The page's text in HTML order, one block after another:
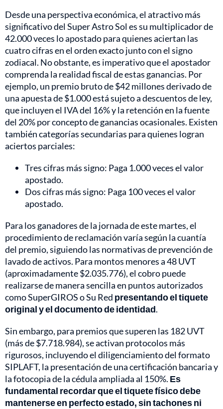
Desde una perspectiva económica, el atractivo más
significativo del Super Astro Sol es su multiplicador de
42.000 veces lo apostado para quienes aciertan las
cuatro cifras en el orden exacto junto con el signo
zodiacal. No obstante, es imperativo que el apostador
comprenda la realidad fiscal de estas ganancias. Por
ejemplo, un premio bruto de $42 millones derivado de
una apuesta de $1.000 está sujeto a descuentos de ley,
que incluyen el IVA del 16% y la retención en la fuente
del 20% por concepto de ganancias ocasionales. Existen
también categorías secundarias para quienes logran
aciertos parciales:
Tres cifras más signo: Paga 1.000 veces el valor
apostado.
Dos cifras más signo: Paga 100 veces el valor
apostado.
Para los ganadores de la jornada de este martes, el
procedimiento de reclamación varía según la cuantía
del premio, siguiendo las normativas de prevención de
lavado de activos. Para montos menores a 48 UVT
(aproximadamente $2.035.776), el cobro puede
realizarse de manera sencilla en puntos autorizados
como SuperGIROS o Su Red presentando el tiquete
original y el documento de identidad.
Sin embargo, para premios que superen las 182 UVT
(más de $7.718.984), se activan protocolos más
rigurosos, incluyendo el diligenciamiento del formato
SIPLAFT, la presentación de una certificación bancaria y
la fotocopia de la cédula ampliada al 150%. Es
fundamental recordar que el tiquete físico debe
mantenerse en perfecto estado, sin tachones ni